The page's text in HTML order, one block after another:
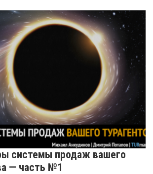
системы продаж вашего
— часть №1